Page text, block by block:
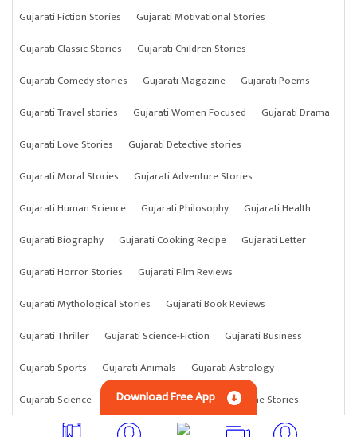
Gujarati Fiction Stories
Gujarati Motivational Stories
Gujarati Classic Stories
Gujarati Children Stories
Gujarati Comedy stories
Gujarati Magazine
Gujarati Poems
Gujarati Travel stories
Gujarati Women Focused
Gujarati Drama
Gujarati Love Stories
Gujarati Detective stories
Gujarati Moral Stories
Gujarati Adventure Stories
Gujarati Human Science
Gujarati Philosophy
Gujarati Health
Gujarati Biography
Gujarati Cooking Recipe
Gujarati Letter
Gujarati Horror Stories
Gujarati Film Reviews
Gujarati Mythological Stories
Gujarati Book Reviews
Gujarati Thriller
Gujarati Science-Fiction
Gujarati Business
Gujarati Sports
Gujarati Animals
Gujarati Astrology
Gujarati Science
Gujarati Anything Gujarati Crime Stories
Download Free App